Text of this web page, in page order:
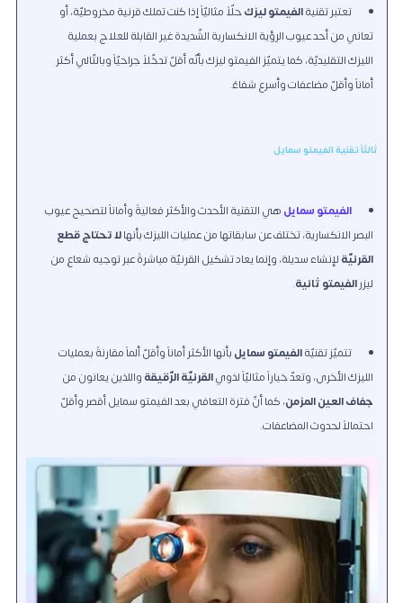
تعتبر تقنيةالفيمتو ليزكحلّاً مثاليّاً إذا كنت تملك قرنية مخروطيّة، أو
تعاني من أحد عيوب الرؤية الانكسارية الشّديدة غير القابلة للعلاج بعملية
الليزك التقليديّة، كما يتميّز الفيمتو ليزك بأنّه أقلّ تدخّلاً جراحيّاً وبالتّالي أكثر
أماناً وأقلّ مضاعفات وأسرع شفاءً.
ثالثاً تقنية الفيمتو سمايل
الفيمتو سمايلهي التقنية الأحدث والأكثر فعاليةً وأماناً لتصحيح عيوب
البصر الانكسارية، تختلف عن سابقاتها من عمليات الليزك بأنهالا تحتاج قطع
القرنيّةلإنشاء سديلة، وإنما يعاد تشكيل القرنيّة مباشرةً عبر توجيه شعاعٍ من
ليزرالفيمتو ثانية.
تتميّز تقنيّةالفيمتو سمايلبأنها الأكثر أماناً وأقلّ ألماً مقارنةً بعمليات
الليزك الأخرى، وتعدّ خياراً مثاليّاً لذويالقرنيّة الرّقيقةواللذين يعانون من
جفاف العين المزمن، كما أنّ فترة التعافي بعد الفيمتو سمايل أقصر وأقلّ
احتمالاً لحدوث المضاعفات.